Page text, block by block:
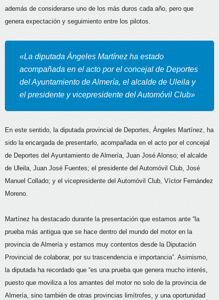
además de considerarse uno de los más duros cada año, pero que
genera expectación y seguimiento entre los pilotos.
«La diputada Ángeles Martínez ha estado
acompañada en el acto por el concejal de Deportes
del Ayuntamiento de Almería, el alcalde de Uleila y
el presidente y vicepresidente del Automóvil Club»
En este sentido, la diputada provincial de Deportes, Ángeles Martínez, ha
sido la encargada de presentarlo, acompañada en el acto por el concejal
de Deportes del Ayuntamiento de Almería, Juan José Alonso; el alcalde
de Uleila, Juan José Fuentes; el presidente del Automóvil Club, José
Manuel Collado; y el vicepresidente del Automóvil Club, Víctor Fernández
Moreno.
Martínez ha destacado durante la presentación que estamos ante “la
prueba más antigua que se hace dentro del mundo del motor en la
provincia de Almería y estamos muy contentos desde la Diputación
Provincial de colaborar, por su trascendencia e importancia”. Asimismo,
la diputada ha recordado que “es una prueba que genera mucho interés,
puesto que moviliza a los amantes del motor no solo de la provincia de
Almería, sino también de otras provincias limítrofes, y una oportunidad